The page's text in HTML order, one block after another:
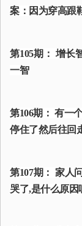
案：因为穿高跟
第105期： 增长
一智
第106期： 有一
停住了然后往回
第107期： 家人
哭了,是什么原因